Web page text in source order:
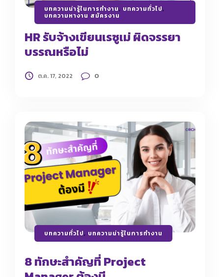
บทความน่ารู้ในการทำงาน, บทความทั่วไป,
บทความหางาน สมัครงาน
HR รับจ้างเขียนเรซูเม่ ผิดจรรยา
บรรณหรือไม่
ต.ค. 17, 2022 0
บทความทั่วไป, บทความน่ารู้ในการทำงาน
8 ทักษะสำคัญที่ Project